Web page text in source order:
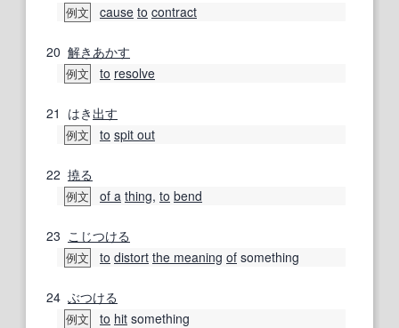
例文 cause to contract
20 解きあかす
例文 to resolve
21 はき 出す
例文 to spit out
22 撓る
例文 of a thing, to bend
23 こじつける
例文 to distort the meaning of something
24 ぶつける
例文 to hit something